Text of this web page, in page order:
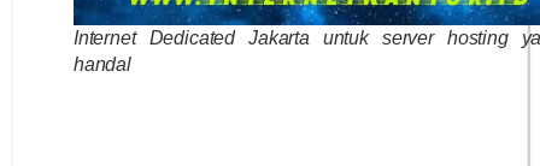
Internet Dedicated Jakarta untuk server hosting
handal